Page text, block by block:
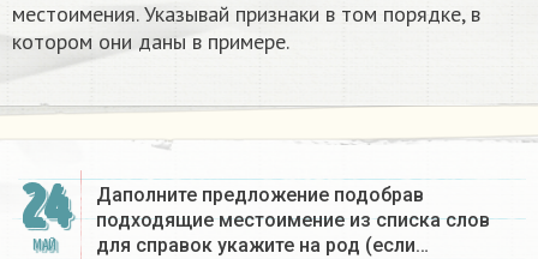
местоимения. Указывай признаки в том порядке, в
котором они даны в примере.
24
МАЙ
Даполните предложение подобрав
подходящие местоимение из списка слов
для справок укажите на род (если…